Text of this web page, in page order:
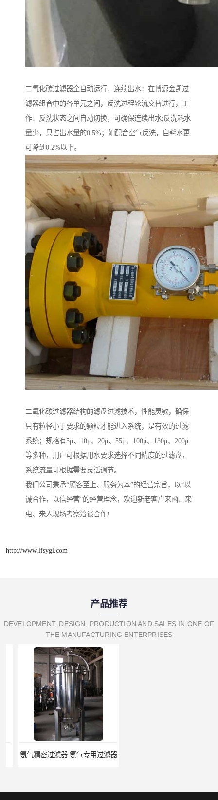
二氧化碳过滤器全自动运行，连续出水：在博源金凯过
滤器组合中的各单元之间，反洗过程轮流交替进行，工
作、反洗状态之间自动切换，可确保连续出水;反洗耗水
量少，只占出水量的0.5%；如配合空气反洗，自耗水更
可降到0.2%以下。
二氧化碳过滤器结构的滤盘过滤技术，性能灵敏，确保
只有粒径小于要求的颗粒才能进入系统，是有效的过滤
系统；规格有5μ、10μ、20μ、55μ、100μ、130μ、200μ
等多种，用户可根据用水要求选择不同精度的过滤盘，
系统流量可根据需要灵活调节。
我们公司秉承“顾客至上、服务为本”的经营宗旨，以“以
诚合作，以信经营”的经营理念，欢迎新老客户来函、来
电、来人现场考察洽谈合作!
http://www.lfsygl.com
产品推荐
DEVELOPMENT, DESIGN, PRODUCTION AND SALES IN ONE OF
THE MANUFACTURING ENTERPRISES
氨气精密过滤器 氨气专用过滤器